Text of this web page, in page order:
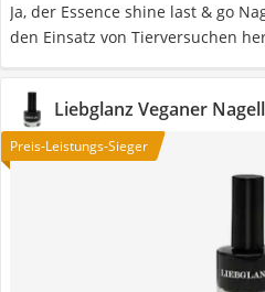
Ja, der Essence shine last & go
den Einsatz von Tierversuchen
Liebglanz Veganer
Preis-Leistungs-Sieger